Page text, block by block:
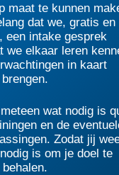
maat te kunnen
dat we, gratis en
een intake gesprek
we elkaar leren
in kaart
brengen.
wat nodig is
en de
Zodat jij
is om je doel te
behalen.